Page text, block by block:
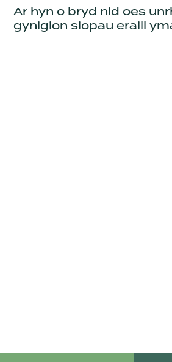
Ar hyn o bryd nid oes
gynigion siopau eraill